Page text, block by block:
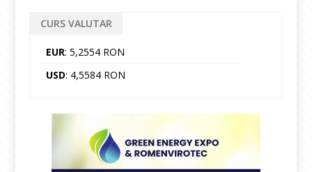
CURS VALUTAR
EUR: 5,2554 RON
USD: 4,5584 RON